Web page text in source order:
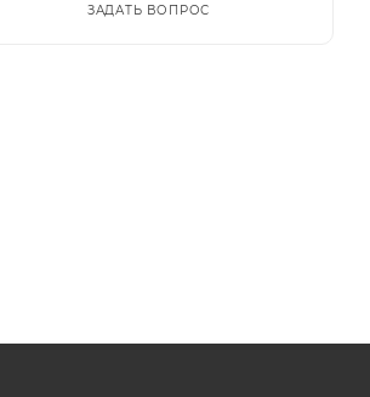
ЗАДАТЬ ВОПРОС